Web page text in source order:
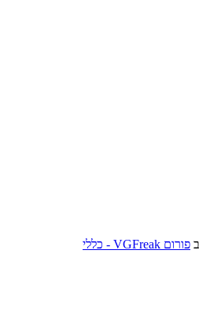
פורום VGFreak - כללי